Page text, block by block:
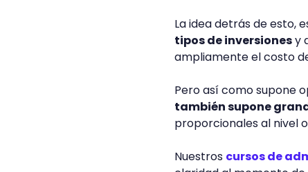
La idea detrás de esto,
tipos de inversionesy
ampliamente el costo
Pero así como supone
también supone
proporcionales al nivel
Nuestros cursos de